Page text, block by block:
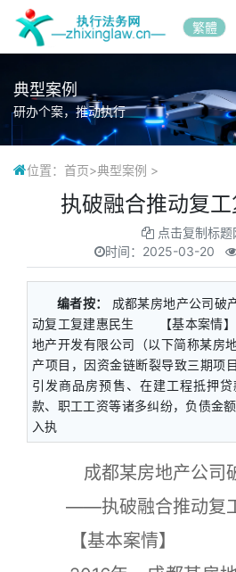
繁體
典型案例
研办个案，推动执行
位置： 首页>典型案例 >
执破融合推动复
点击复制标题
时间： 2025-03-20
编者按：
成都某房地产公司
动复工复建惠民生 【基本案情
地产开发有限公司（以下简称某房
产项目，因资金链断裂导致三期项
引发商品房预售、在建工程抵押
款、职工工资等诸多纠纷，负债金
入执
成都某房地产公司
——执破融合推动复
【基本案情】